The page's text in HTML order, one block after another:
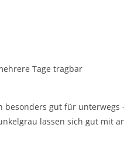
Tage tragbar
besonders gut für unterwegs
lassen sich gut mit